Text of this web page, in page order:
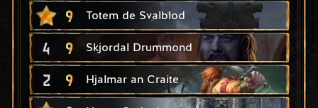
9 Totem de Svalblod
4 9 Skjordal Drummond
2 9 Hjalmar an Craite